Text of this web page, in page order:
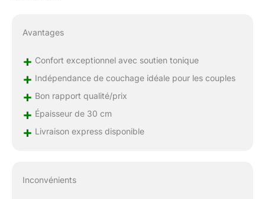
Avantages
+ Confort exceptionnel avec soutien tonique
+ Indépendance de couchage idéale pour les couples
+ Bon rapport qualité/prix
+ Épaisseur de 30 cm
+ Livraison express disponible
Inconvénients